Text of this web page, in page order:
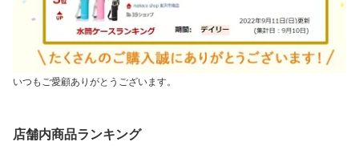
いつもご愛顧ありがとうございます。
店舗内商品ランキング